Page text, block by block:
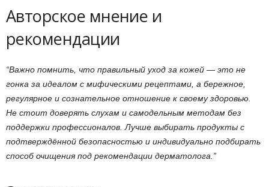
Авторское мнение и
рекомендации
“Важно помнить, что правильный уход за кожей — это не
гонка за идеалом с мифическими рецептами, а бережное,
регулярное и сознательное отношение к своему здоровью.
Не стоит доверять слухам и самодельным методам без
поддержки профессионалов. Лучше выбирать продукты с
подтверждённой безопасностью и индивидуально подбирать
способ очищения под рекомендации дерматолога.”